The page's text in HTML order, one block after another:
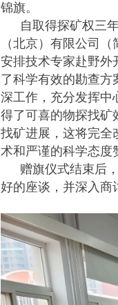
锦旗。
自取得探矿权三
（北京）有限公司
安排技术专家赴野外
了科学有效的勘查方
深工作，充分发挥中
得了可喜的物探找矿
找矿进展，这将完全
术和严谨的科学态度
赠旗仪式结束后
好的座谈，并深入商